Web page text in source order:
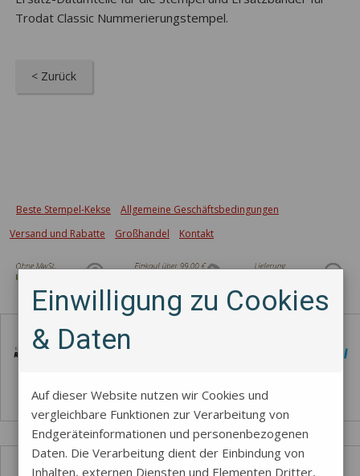
Trodat Classic Nummerierungstempel.
< Zurück
Beste Stempel-Kekse
Allgemeine Geschäftsbedingungen
Versand und Rabatte
Großhandel Kontakt
Einwilligung zu Cookies
& Daten
Auf dieser Website nutzen wir Cookies und
vergleichbare Funktionen zur Verarbeitung von
Endgeräteinformationen und personenbezogenen
Daten. Die Verarbeitung dient der Einbindung von
Inhalten, externen Diensten und Elementen Dritter,